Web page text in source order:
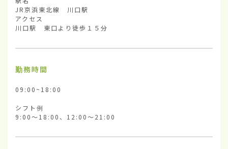
JR京浜東北線　川口駅
アクセス
川口駅　東口より徒歩１５分
勤務時間
09:00~18:00
シフト例
9:00～18:00、12:00～21:00